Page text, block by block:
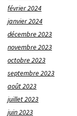
février 2024
janvier 2024
décembre 2023
novembre 2023
octobre 2023
septembre 2023
août 2023
juillet 2023
juin 2023